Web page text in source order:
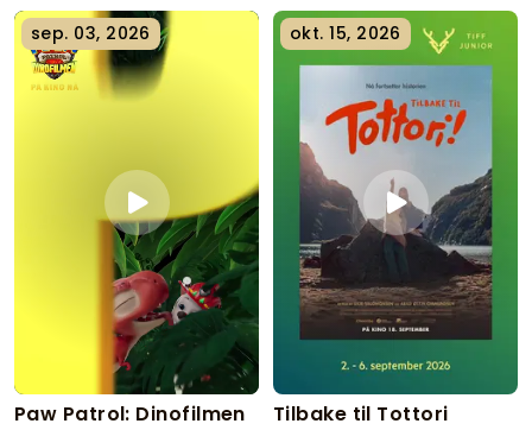
sep. 03, 2026
Paw Patrol: Dinofilmen
okt. 15, 2026
Tilbake til Tottori